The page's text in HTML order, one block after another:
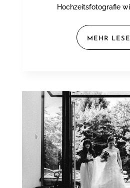
Hochzeitsfotografie
MEHR